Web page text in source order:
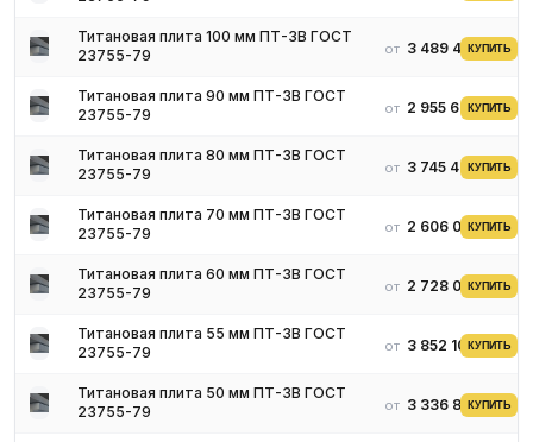
ГОСТ 19807-91, сортамент ГОСТ 23755.
Титановая плита 100 мм ПТ-3В ГОСТ
23755-79
от 3 489 494 ₽
КУПИТЬ
Титановая плита 90 мм ПТ-3В ГОСТ
23755-79
от 2 955 632 ₽КУПИТЬ
Титановая плита 80 мм ПТ-3В ГОСТ
23755-79
от 3 745 446 ₽КУПИТЬ
Титановая плита 70 мм ПТ-3В ГОСТ
23755-79
от 2 606 048 ₽
КУПИТЬ
Титановая плита 60 мм ПТ-3В ГОСТ
23755-79
от 2 728 092 ₽
КУПИТЬ
Титановая плита 55 мм ПТ-3В ГОСТ
23755-79
от 3 852 109 ₽КУПИТЬ
Титановая плита 50 мм ПТ-3В ГОСТ
23755-79
от 3 336 805 ₽
КУПИТЬ